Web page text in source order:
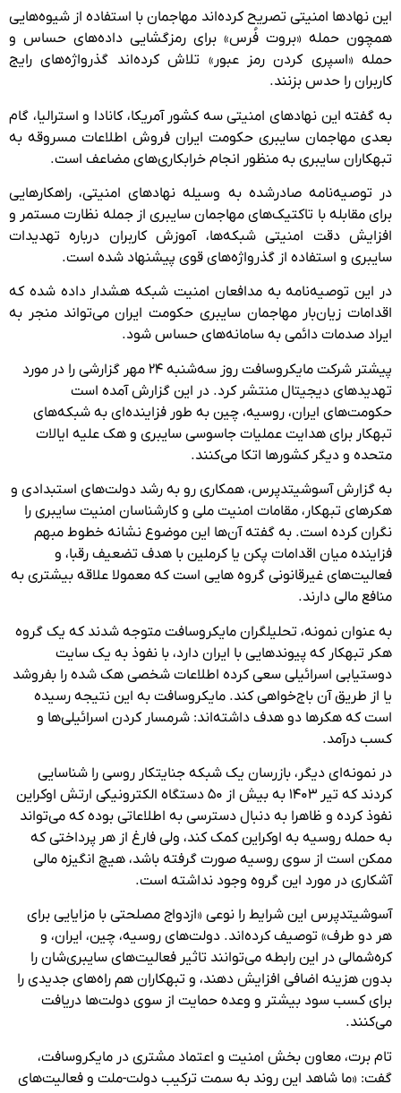
این نهادها امنیتی تصریح کرده‌اند مهاجمان با استفاده از شیوه‌هایی
همچون حمله «بروت فُرس» برای رمزگشایی داده‌های حساس و
حمله «اسپری کردن رمز عبور» تلاش کرده‌اند گذرواژه‌های رایج
کاربران را حدس بزنند.
به گفته این نهادهای امنیتی سه کشور آمریکا، کانادا و استرالیا، گام
بعدی مهاجمان سایبری حکومت ایران فروش اطلاعات مسروقه به
تبهکاران سایبری به منظور انجام خرابکاری‌های مضاعف است.
در توصیه‌نامه صادرشده به وسیله نهادهای امنیتی، راهکارهایی
برای مقابله با تاکتیک‌های مهاجمان سایبری از جمله نظارت مستمر و
افزایش دقت امنیتی شبکه‌ها، آموزش کاربران درباره تهدیدات
سایبری و استفاده از گذرواژه‌های قوی پیشنهاد شده است.
در این توصیه‌نامه به مدافعان امنیت شبکه هشدار داده شده که
اقدامات زیان‌بار مهاجمان سایبری حکومت ایران می‌تواند منجر به
ایراد صدمات دائمی به سامانه‌های حساس شود.
پیشتر شرکت مایکروسافت روز سه‌شنبه ۲۴ مهر گزارشی را در مورد
تهدیدهای دیجیتال منتشر کرد. در این گزارش آمده است
حکومت‌های ایران، روسیه، چین به طور فزاینده‌ای به شبکه‌های
تبهکار برای هدایت عملیات جاسوسی سایبری و هک علیه ایالات
متحده و دیگر کشورها اتکا می‌کنند.
به گزارش آسوشیتدپرس، همکاری رو به رشد دولت‌های استبدادی و
هکرهای تبهکار، مقامات امنیت ملی و کارشناسان امنیت سایبری را
نگران کرده است. به گفته آن‌ها این موضوع نشانه خطوط مبهم
فزاینده میان اقدامات پکن یا کرملین با هدف تضعیف رقبا، و
فعالیت‌های غیرقانونی گروه هایی است که معمولا علاقه بیشتری به
منافع مالی دارند.
به عنوان نمونه، تحلیلگران مایکروسافت متوجه شدند که یک گروه
هکر تبهکار که پیوندهایی با ایران دارد، با نفوذ به یک سایت
دوستیابی اسرائیلی سعی کرده اطلاعات شخصی هک شده را بفروشد
یا از طریق آن باج‌خواهی کند. مایکروسافت به این نتیجه رسیده
است که هکرها دو هدف داشته‌اند: شرمسار کردن اسرائیلی‌ها و
کسب درآمد.
در نمونه‌ای دیگر، بازرسان یک شبکه جنایتکار روسی را شناسایی
کردند که تیر ۱۴۰۳ به بیش از ۵۰ دستگاه الکترونیکی ارتش اوکراین
نفوذ کرده و ظاهرا به دنبال دسترسی به اطلاعاتی بوده که می‌تواند
به حمله روسیه به اوکراین کمک کند، ولی فارغ از هر پرداختی که
ممکن است از سوی روسیه صورت گرفته باشد، هیچ انگیزه مالی
آشکاری در مورد این گروه وجود نداشته است.
آسوشیتدپرس این شرایط را نوعی «ازدواج مصلحتی با مزایایی برای
هر دو طرف» توصیف کرده‌اند. دولت‌های روسیه، چین، ایران، و
کره‌شمالی در این رابطه می‌توانند تاثیر فعالیت‌های سایبری‌شان را
بدون هزینه اضافی افزایش دهند، و تبهکاران هم راه‌های جدیدی را
برای کسب سود بیشتر و وعده حمایت از سوی دولت‌ها دریافت
می‌کنند.
تام برت، معاون بخش امنیت و اعتماد مشتری در مایکروسافت،
گفت: «ما شاهد این روند به سمت ترکیب دولت-ملت و فعالیت‌های